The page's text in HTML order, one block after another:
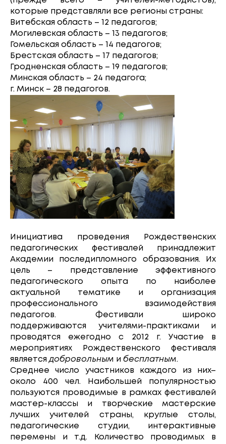
которые представляли все регионы страны:
Витебская область – 12 педагогов;
Могилевская область – 13 педагогов;
Гомельская область – 14 педагогов;
Брестская область – 17 педагогов;
Гродненская область – 19 педагогов;
Минская область – 24 педагога;
г. Минск – 28 педагогов.
Инициатива проведения Рождественских
педагогических фестивалей принадлежит
Академии последипломного образования. Их
цель – представление эффективного
педагогического опыта по наиболее
актуальной тематике и организация
профессионального взаимодействия
педагогов. Фестивали широко
поддерживаются учителями-практиками и
проводятся ежегодно с 2012 г. Участие в
мероприятиях Рождественского фестиваля
являетсядобровольным и бесплатным.
Среднее число участников каждого из них–
около 400 чел. Наибольшей популярностью
пользуются проводимые в рамках фестивалей
мастер-классы и творческие мастерские
лучших учителей страны, круглые столы,
педагогические студии, интерактивные
перемены и т.д. Количество проводимых в